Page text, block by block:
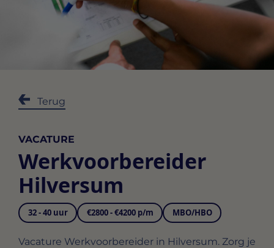
Terug
VACATURE
Werkvoorbereider
Hilversum
32 - 40 uur €2800 - €4200 p/m MBO/HBO
Vacature Werkvoorbereider in Hilversum. Zorg je